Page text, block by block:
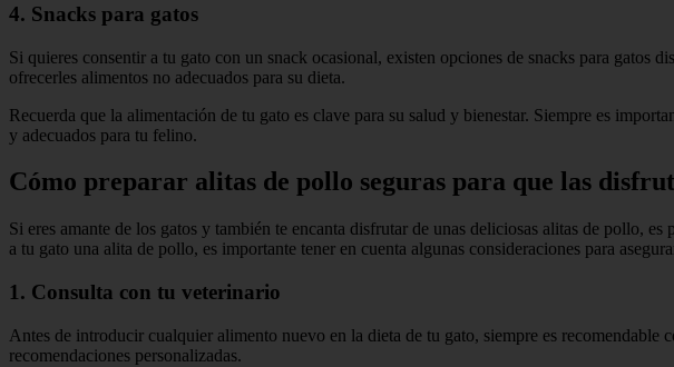
4. Snacks para gatos
Si quieres consentir a tu gato con un snack ocasional, existen opciones de snacks para gatos
ofrecerles alimentos no adecuados para su dieta.
Recuerda que la alimentación de tu gato es clave para su salud y bienestar. Siempre es
y adecuados para tu felino.
Cómo preparar alitas de pollo seguras para que las
Si eres amante de los gatos y también te encanta disfrutar de unas deliciosas alitas de pollo,
a tu gato una alita de pollo, es importante tener en cuenta algunas consideraciones para
1. Consulta con tu veterinario
Antes de introducir cualquier alimento nuevo en la dieta de tu gato, siempre es
recomendaciones personalizadas.